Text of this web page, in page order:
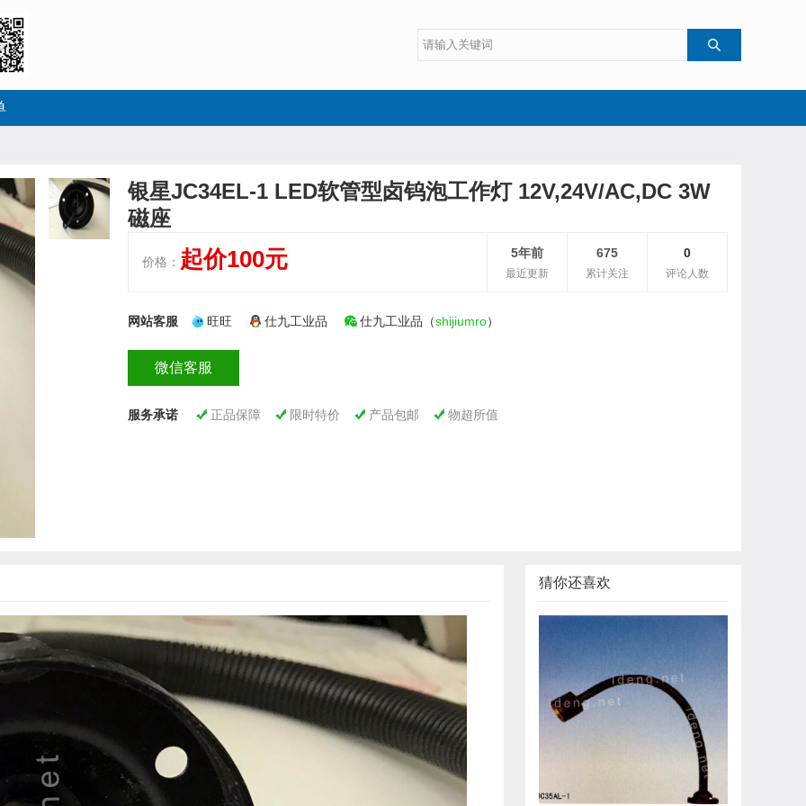

银星JC34EL-1 LED软管型卤钨泡工作灯 12V,24V/AC,DC 3W
磁座
价格： 起价100元 0
评论人数
675
累计关注
5年前
最近更新
网站客服 旺旺 仕九工业品 仕九工业品（shijiumro）
微信客服
服务承诺  正品保障  限时特价  产品包邮  物超所值
猜你还喜欢